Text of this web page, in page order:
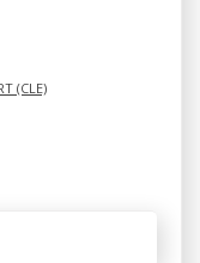
(CLE)